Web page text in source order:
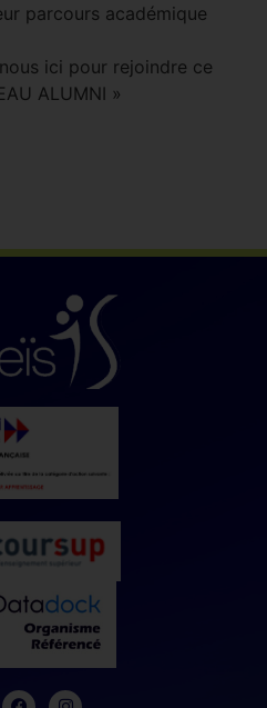
parcours académique
ici pour rejoindre ce
ALUMNI »